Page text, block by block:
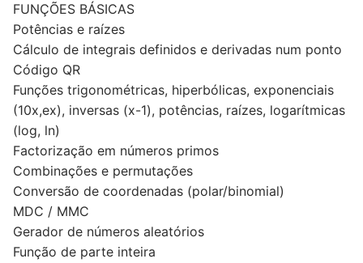
FUNÇÕES BÁSICAS
Potências e raízes
Cálculo de integrais definidos e derivadas num ponto
Código QR
Funções trigonométricas, hiperbólicas, exponenciais
(10x,ex), inversas (x-1), potências, raízes, logarítmicas
(log, ln)
Factorização em números primos
Combinações e permutações
Conversão de coordenadas (polar/binomial)
MDC / MMC
Gerador de números aleatórios
Função de parte inteira